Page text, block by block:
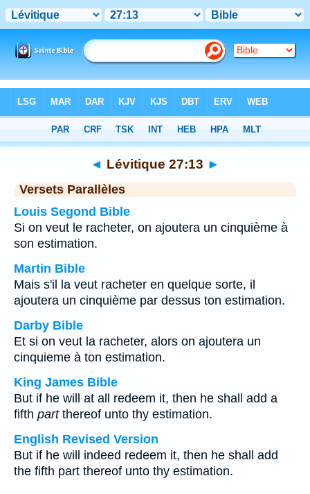
Chapitre 27 > Verset 13
◄ Lévitique 27:13 ►
Versets Parallèles
Louis Segond Bible
Si on veut le racheter, on ajoutera un cinquième à
son estimation.
Martin Bible
Mais s'il la veut racheter en quelque sorte, il
ajoutera un cinquième par dessus ton estimation.
Darby Bible
Et si on veut la racheter, alors on ajoutera un
cinquieme à ton estimation.
King James Bible
But if he will at all redeem it, then he shall add a
fifth partthereof unto thy estimation.
English Revised Version
But if he will indeed redeem it, then he shall add
the fifth part thereof unto thy estimation.